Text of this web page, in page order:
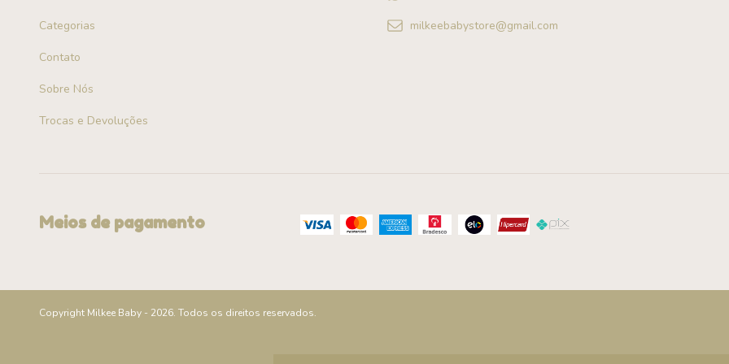
Categorias
Contato
Sobre Nós
Trocas e Devoluções
milkeebabystore@gmail.com
Meios de pagamento
Copyright Milkee Baby - 2026. Todos os direitos reservados.